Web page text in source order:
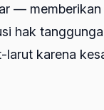
—
hak
karena